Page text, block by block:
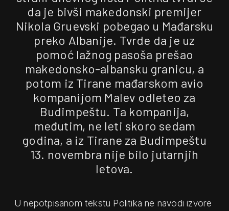
da je bivši makedonski premijer
Nikola Gruevski pobegao u Mađarsku
preko Albanije. Tvrde da je uz
pomoć lažnog pasoša prešao
makedonsko-albansku granicu, a
potom iz Tirane mađarskom avio
kompanijom Malev odleteo za
Budimpeštu. Ta kompanija,
međutim, ne leti skoro sedam
godina, a iz Tirane za Budimpeštu
13. novembra nije bilo jutarnjih
letova.
U nepotpisanom tekstu Politika ne navodi izvore